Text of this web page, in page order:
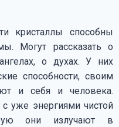
кристаллы способны
Могут рассказать о
о духах. У них
способности, своим
и себя и человека.
уже энергиями чистой
они излучают в